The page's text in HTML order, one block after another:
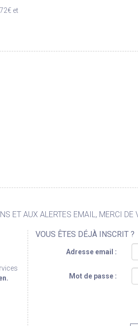
et
ET AUX ALERTES EMAIL, MERCI DE
VOUS ÊTES DÉJÀ INSCRIT ?
Adresse email :
Mot de passe :